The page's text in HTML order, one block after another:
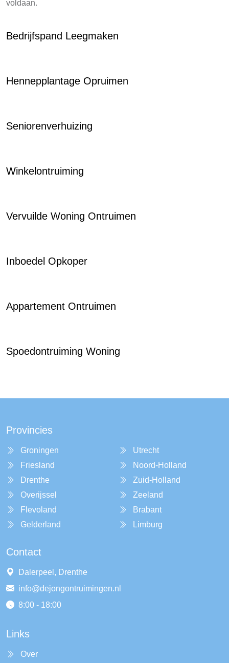
voldaan.
Bedrijfspand Leegmaken
Hennepplantage Opruimen
Seniorenverhuizing
Winkelontruiming
Vervuilde Woning Ontruimen
Inboedel Opkoper
Appartement Ontruimen
Spoedontruiming Woning
Provincies
Groningen
Friesland
Drenthe
Overijssel
Flevoland
Gelderland
Utrecht
Noord-Holland
Zuid-Holland
Zeeland
Brabant
Limburg
Contact
Dalerpeel, Drenthe
info@dejongontruimingen.nl
8:00 - 18:00
Links
Over